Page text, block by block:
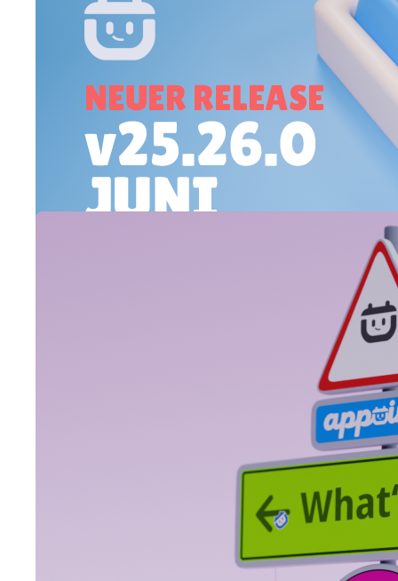
Änderungsprotokoll
vom 30. Juni 2025
– mit Neuerungen
zur Termin-
Historie und
Druckfunktion!
28. April
Hier ist das
Appointt-
Änderungsprotokoll
vom 28. April
2025, damit ihr